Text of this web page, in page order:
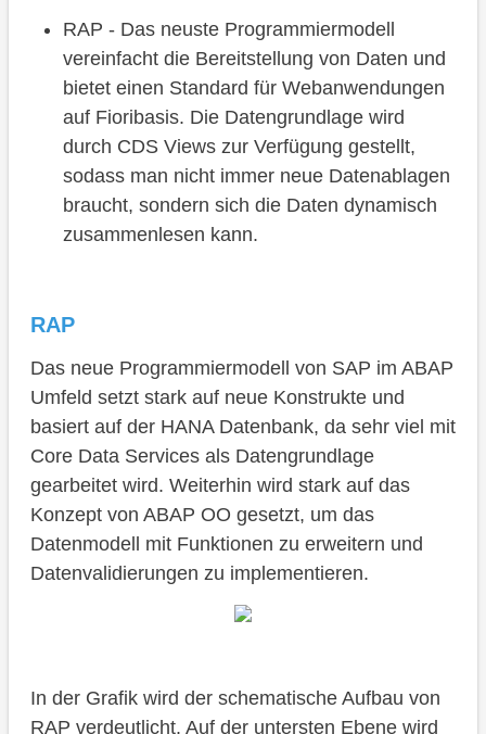
RAP - Das neuste Programmiermodell
vereinfacht die Bereitstellung von Daten und
bietet einen Standard für Webanwendungen
auf Fioribasis. Die Datengrundlage wird
durch CDS Views zur Verfügung gestellt,
sodass man nicht immer neue Datenablagen
braucht, sondern sich die Daten dynamisch
zusammenlesen kann.
RAP
Das neue Programmiermodell von SAP im ABAP
Umfeld setzt stark auf neue Konstrukte und
basiert auf der HANA Datenbank, da sehr viel mit
Core Data Services als Datengrundlage
gearbeitet wird. Weiterhin wird stark auf das
Konzept von ABAP OO gesetzt, um das
Datenmodell mit Funktionen zu erweitern und
Datenvalidierungen zu implementieren.
In der Grafik wird der schematische Aufbau von
RAP verdeutlicht. Auf der untersten Ebene wird